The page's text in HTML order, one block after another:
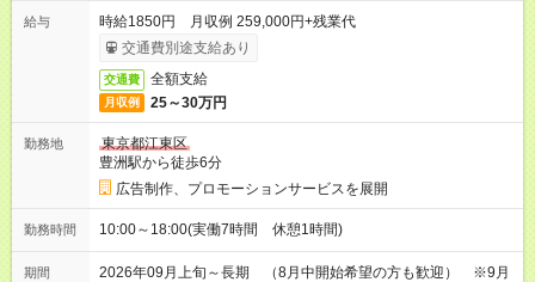
給与
時給1850円 月収例 259,000円+残業代
交通費別途支給あり
交通費 全額支給
月収例 25～30万円
勤務地
東京都江東区
豊洲駅から徒歩6分
広告制作、プロモーションサービスを展開
勤務時間 10:00～18:00(実働7時間 休憩1時間)
期間
2026年09月上旬～長期 （8月中開始希望の方も歓迎） ※9月